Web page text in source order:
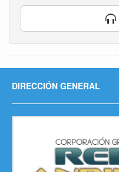
DIRECCIÓN GENERAL